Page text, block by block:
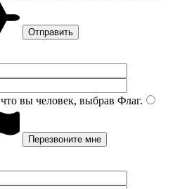
вы человек, выбрав Флаг.